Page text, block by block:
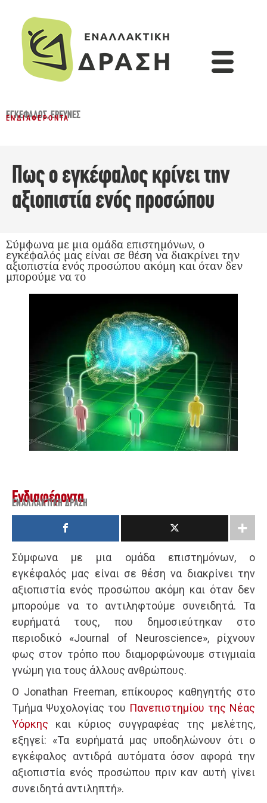
ΕΓΚΈΦΑΛΟΣ,ΈΡΕΥΝΕΣ
ΕΝΔΙΑΦΈΡΟΝΤΑ
Πως ο εγκέφαλος κρίνει την
αξιοπιστία ενός προσώπου
Σύμφωνα με μια ομάδα επιστημόνων, ο
εγκέφαλός μας είναι σε θέση να διακρίνει την
αξιοπιστία ενός προσώπου ακόμη και όταν δεν
μπορούμε να το
Ενδιαφέροντα
ΕΝΑΛΛΑΚΤΙΚΉ ΔΡΆΣΗ
Σύμφωνα με μια ομάδα επιστημόνων, ο
εγκέφαλός μας είναι σε θέση να διακρίνει την
αξιοπιστία ενός προσώπου ακόμη και όταν δεν
μπορούμε να το αντιληφτούμε συνειδητά. Τα
ευρήματά τους, που δημοσιεύτηκαν στο
περιοδικό «Journal of Neuroscience», ρίχνουν
φως στον τρόπο που διαμορφώνουμε στιγμιαία
γνώμη για τους άλλους ανθρώπους.
Ο Jonathan Freeman, επίκουρος καθηγητής στο
Τμήμα Ψυχολογίας του Πανεπιστημίου της Νέας
Υόρκης και κύριος συγγραφέας της μελέτης,
εξηγεί: «Τα ευρήματά μας υποδηλώνουν ότι ο
εγκέφαλος αντιδρά αυτόματα όσον αφορά την
αξιοπιστία ενός προσώπου πριν καν αυτή γίνει
συνειδητά αντιληπτή».